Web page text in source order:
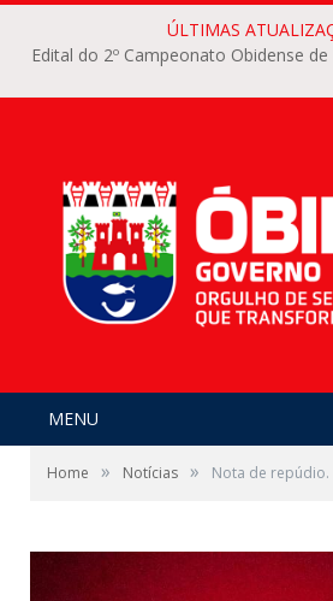
ÚLTIMAS
Edital do 2º Campeonato Obidense
MENU
Home » Notícias » Nota de repúdio.